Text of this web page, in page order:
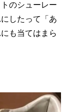
のシューレー
したって「あ
も当てはまら